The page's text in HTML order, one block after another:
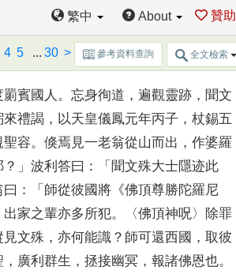
繁中 About 贊助
4 5 ... 30 > 參考資料查詢 全文檢索
賓國人 。 忘身徇道 ， 遍觀靈跡 ， 聞文
來禮謁 ， 以天皇儀鳳元年丙子 ， 杖錫五
聖容。 倏焉見一老翁從山而出 ， 作婆羅
？」 波利答曰 ：「 聞文殊大士隱迹此
曰 ： 「 師從彼國將 《佛頂尊勝陀羅尼
出家之輩亦多所犯。〈佛頂神呪〉
除罪
見文殊 ， 亦何能識 ？ 師可還西國 ， 取彼
， 廣利群生 ， 拯接幽冥 ， 報諸佛恩也。